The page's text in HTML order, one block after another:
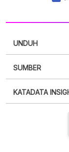
UNDUH
SUMBER
punya akun?
KATADATA